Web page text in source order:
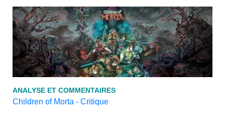
ANALYSE ET COMMENTAIRES
Children of Morta - Critique